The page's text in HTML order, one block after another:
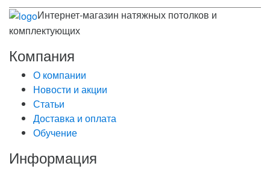
Интернет-магазин натяжных потолков и
комплектующих
Компания
О компании
Новости и акции
Статьи
Доставка и оплата
Обучение
Информация